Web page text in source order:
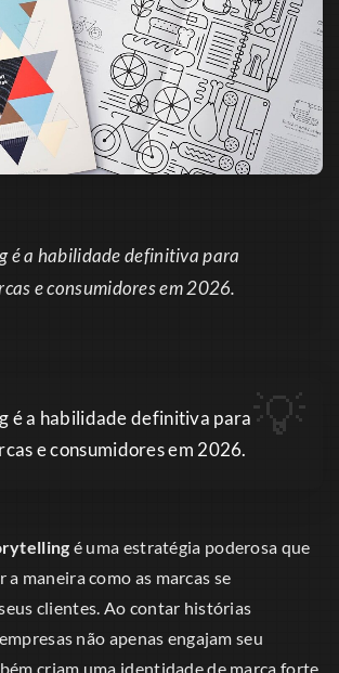
é a habilidade definitiva para
e consumidores em 2026.
é a habilidade definitiva para
e consumidores em 2026.
é uma estratégia poderosa que
maneira como as marcas se
clientes. Ao contar histórias
não apenas engajam seu
criam uma identidade de marca forte